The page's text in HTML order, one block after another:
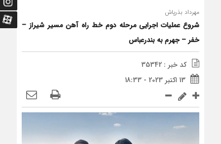
مهرداد بذرپاش
شروع عملیات اجرایی مرحله دوم خط راه آهن مسیر شیراز –
خفر – جهرم به بندرعباس
کد خبر : 35342
13 اکتبر 2023 - 18:33